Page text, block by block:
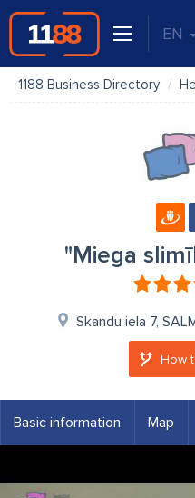
EN
1188 Business Directory
"Miega
Skandu iela 7,
How
Basic information Map